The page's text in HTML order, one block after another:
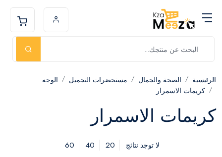
الرئيسية الصحة والجمال مستحضرات التجميل
الوجه
كريمات الاسمرار
كريمات الاسمرار
لا توجد نتائج 20
40
60